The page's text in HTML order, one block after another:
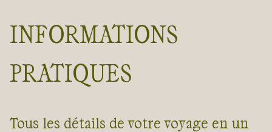
INFORMATIONS
PRATIQUES
Tous les détails de votre voyage en un